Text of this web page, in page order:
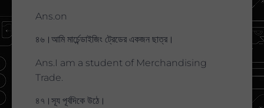
Ans.on
৪৬।আমি মার্চেন্ডাইজিং ট্রেডের একজন ছাত্র।
Ans.I am a student of Merchandising
Trade.
৪৭।সূয পূর্বদিকে উঠে।